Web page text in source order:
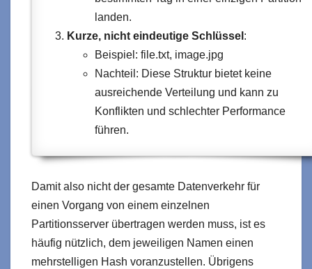
landen.
Kurze, nicht eindeutige Schlüssel :
Beispiel: file.txt, image.jpg
Nachteil: Diese Struktur bietet keine
ausreichende Verteilung und kann zu
Konflikten und schlechter Performance
führen.
Damit also nicht der gesamte Datenverkehr für
einen Vorgang von einem einzelnen
Partitionsserver übertragen werden muss, ist es
häufig nützlich, dem jeweiligen Namen einen
mehrstelligen Hash voranzustellen. Übrigens